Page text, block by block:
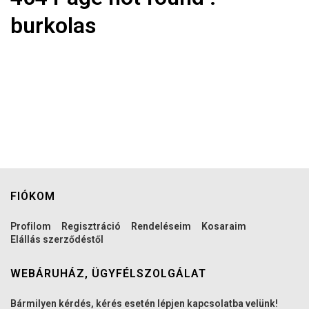
burkolas
FIÓKOM
Profilom Regisztráció Rendeléseim
Kosaraim
Elállás szerződéstől
WEBÁRUHÁZ, ÜGYFÉLSZOLGÁLAT
Bármilyen kérdés, kérés esetén lépjen kapcsolatba velünk!